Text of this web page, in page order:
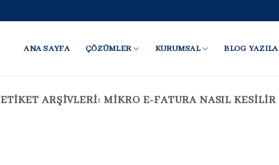
ANA SAYFA ÇÖZÜMLER KURUMSAL BLOG
ETIKET ARŞIVLERI: MIKRO E-FATURA NASIL KESILIR